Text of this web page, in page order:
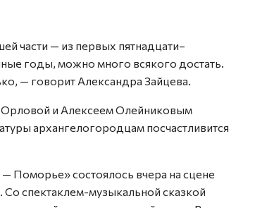
части — из первых пятнадцати–
годы, можно много всякого достать.
— говорит Александра Зайцева.
Орловой и Алексеем Олейниковым
архангелогородцам посчастливится
состоялось вчера на сцене
спектаклем-музыкальной сказкой